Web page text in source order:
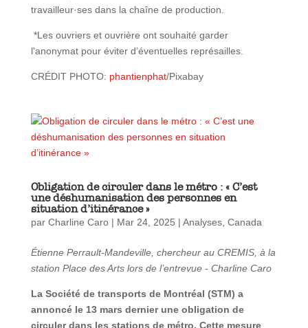
travailleur·ses dans la chaîne de production.
*Les ouvriers et ouvrière ont souhaité garder
l'anonymat pour éviter d’éventuelles représailles.
CRÉDIT PHOTO: phantienphat/Pixabay
Obligation de circuler dans le métro : « C’est
une déshumanisation des personnes en
situation d’itinérance »
par Charline Caro| Mar 24, 2025 | Analyses, Canada
Étienne Perrault-Mandeville, chercheur au CREMIS, à la
station Place des Arts lors de l’entrevue - Charline Caro
La Société de transports de Montréal (STM) a
annoncé le 13 mars dernier une obligation de
circuler dans les stations de métro. Cette mesure